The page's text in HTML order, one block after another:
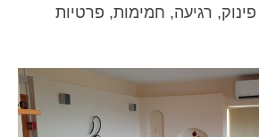
רגיעה, חמימות, פרטיות